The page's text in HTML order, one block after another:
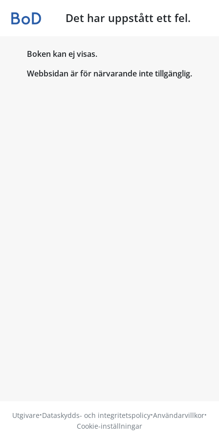
Det har uppstått ett fel.
Boken kan ej visas.
Webbsidan är för närvarande inte tillgänglig.
Utgivare·Dataskydds- och integritetspolicy·Användarvillkor·
Cookie-inställningar